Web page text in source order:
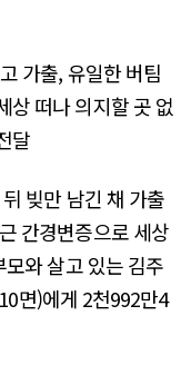
가출, 유일한 버팀
상 떠나 의지할 곳 없
달
빚만 남긴 채 가출
간경변증으로 세상
와 살고 있는 김주
면)에게 2천992만4